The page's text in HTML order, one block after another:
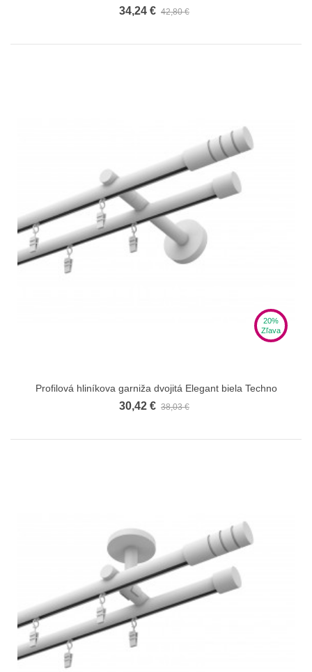
34,24 € 42,80 €
20%
Zľava
Profilová hliníkova garniža dvojitá Elegant biela Techno
30,42 € 38,03 €